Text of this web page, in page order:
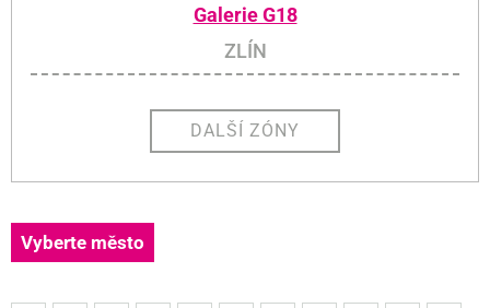
Galerie G18
ZLÍN
DALŠÍ ZÓNY
Vyberte město